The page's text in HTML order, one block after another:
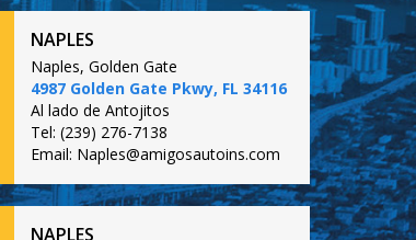
NAPLES
Naples, Golden Gate
4987 Golden Gate Pkwy, FL 34116
Al lado de Antojitos
Tel: (239) 276-7138
Email: Naples@amigosautoins.com
NAPLES